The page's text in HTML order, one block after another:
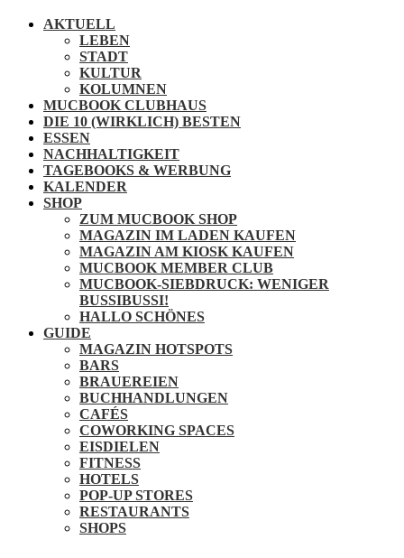
AKTUELL
LEBEN
STADT
KULTUR
KOLUMNEN
MUCBOOK CLUBHAUS
DIE 10 (WIRKLICH) BESTEN
ESSEN
NACHHALTIGKEIT
TAGEBOOKS & WERBUNG
KALENDER
SHOP
ZUM MUCBOOK SHOP
MAGAZIN IM LADEN KAUFEN
MAGAZIN AM KIOSK KAUFEN
MUCBOOK MEMBER CLUB
MUCBOOK-SIEBDRUCK: WENIGER
BUSSIBUSSI!
HALLO SCHÖNES
GUIDE
MAGAZIN HOTSPOTS
BARS
BRAUEREIEN
BUCHHANDLUNGEN
CAFÉS
COWORKING SPACES
EISDIELEN
FITNESS
HOTELS
POP-UP STORES
RESTAURANTS
SHOPS